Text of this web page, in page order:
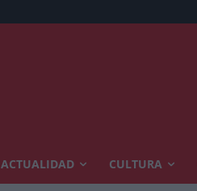
ACTUALIDAD CULTURA